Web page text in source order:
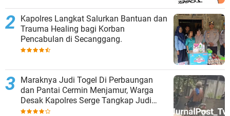
Kapolres Langkat Salurkan Bantuan dan
Trauma Healing bagi Korban
Pencabulan di Secanggang.
Maraknya Judi Togel Di Perbaungan
dan Pantai Cermin Menjamur, Warga
Desak Kapolres Serge Tangkap Judi
Togel